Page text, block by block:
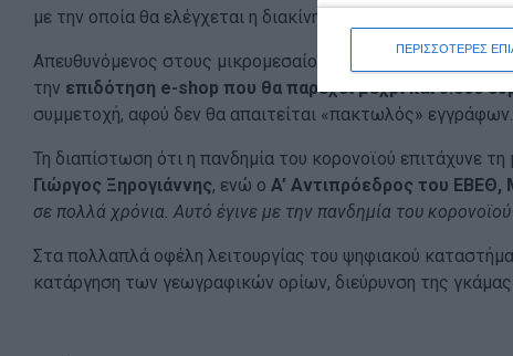
ΠΕΡΙΣΣΟΤΕΡΕΣ
με την οποία θα ελέγχεται η διακίνηση αγαθών.
Απευθυνόμενος στους μικρομεσαίους επιχειρηματίες,
την επιδότηση e-shop που θα παρέχει μέχρι και 5.000
συμμετοχή, αφού δεν θα απαιτείται «πακτωλός» εγγράφων.
Τη διαπίστωση ότι η πανδημία του κορονοϊού επιτάχυνε
Γιώργος Ξηρογιάννης, ενώ ο A’ Aντιπρόεδρος του
σε πολλά χρόνια. Αυτό έγινε με την πανδημία του
Στα πολλαπλά οφέλη λειτουργίας του ψηφιακού
κατάργηση των γεωγραφικών ορίων, διεύρυνση της